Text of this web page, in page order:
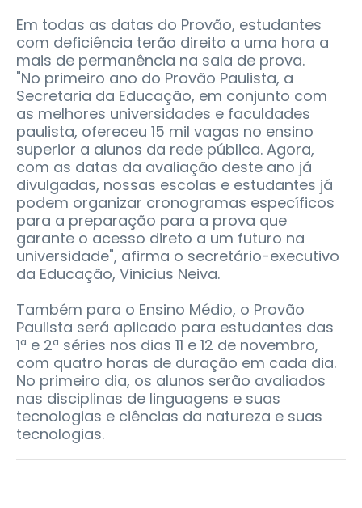
Em todas as datas do Provão, estudantes
com deficiência terão direito a uma hora a
mais de permanência na sala de prova.
"No primeiro ano do Provão Paulista, a
Secretaria da Educação, em conjunto com
as melhores universidades e faculdades
paulista, ofereceu 15 mil vagas no ensino
superior a alunos da rede pública. Agora,
com as datas da avaliação deste ano já
divulgadas, nossas escolas e estudantes já
podem organizar cronogramas específicos
para a preparação para a prova que
garante o acesso direto a um futuro na
universidade", afirma o secretário-executivo
da Educação, Vinicius Neiva.
Também para o Ensino Médio, o Provão
Paulista será aplicado para estudantes das
1ª e 2ª séries nos dias 11 e 12 de novembro,
com quatro horas de duração em cada dia.
No primeiro dia, os alunos serão avaliados
nas disciplinas de linguagens e suas
tecnologias e ciências da natureza e suas
tecnologias.